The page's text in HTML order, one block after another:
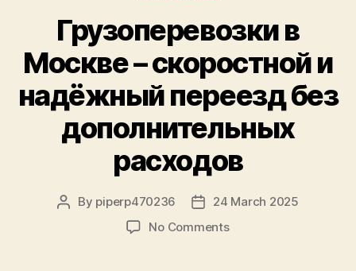
Грузоперевозки в
Москве – скоростной и
надёжный переезд без
дополнительных
расходов
Post
By piperp470236
Post
date
24 March 2025
No Commentson